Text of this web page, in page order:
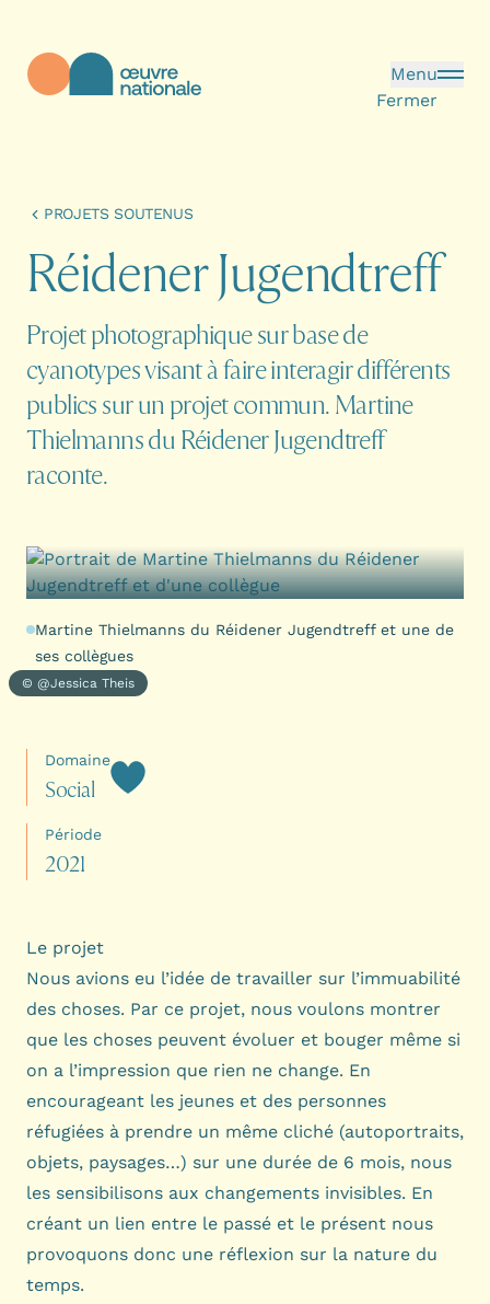
Menu
Fermer
PROJETS SOUTENUS
RéidenerJugendtreff
Projet photographique sur base de
cyanotypes visant à faire interagir différents
publics sur un projet commun. Martine
Thielmanns du Réidener Jugendtreff
raconte.
Martine Thielmanns du Réidener Jugendtreff et une de
ses collègues
© @Jessica Theis
Domaine
Social
Période
2021
Le projet
Nous avions eu l’idée de travailler sur l’immuabilité
des choses. Par ce projet, nous voulons montrer
que les choses peuvent évoluer et bouger même si
on a l’impression que rien ne change. En
encourageant les jeunes et des personnes
réfugiées à prendre un même cliché (autoportraits,
objets, paysages…) sur une durée de 6 mois, nous
les sensibilisons aux changements invisibles. En
créant un lien entre le passé et le présent nous
provoquons donc une réflexion sur la nature du
temps.